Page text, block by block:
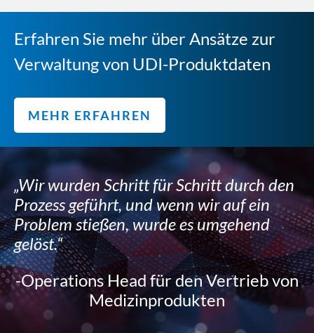
Erfahren Sie mehr über Ansätze zur
Verwaltung von UDI-Produktdaten
MEHR ERFAHREN
„Wir wurden Schritt für Schritt durch den
Prozess geführt, und wenn wir auf ein
Problem stießen, wurde es umgehend
gelöst.“
-Operations Head für den Vertrieb von
Medizinprodukten